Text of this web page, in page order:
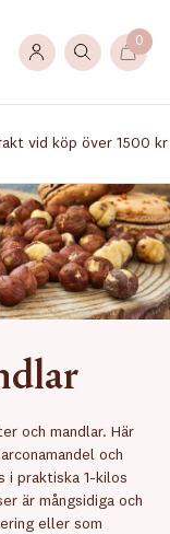
0
vid köp över 1500 kr
och mandlar. Här
och
i praktiska 1-kilos
är mångsidiga och
eller som